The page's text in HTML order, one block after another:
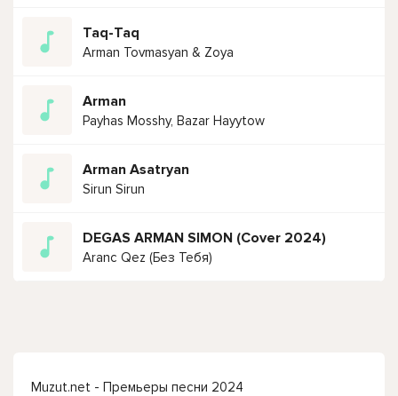
Taq-Taq
Arman Tovmasyan & Zoya
Arman
Payhas Mosshy, Bazar Hayytow
Arman Asatryan
Sirun Sirun
DEGAS ARMAN SIMON (Cover 2024)
Aranc Qez (Без Тебя)
Muzut.net - Премьеры песни 2024